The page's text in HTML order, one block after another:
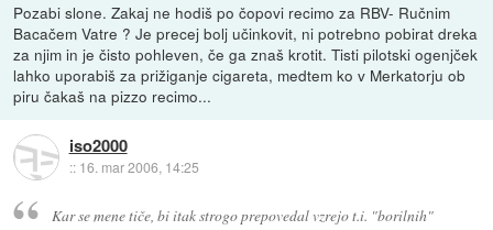
Pozabi slone. Zakaj ne hodiš po čopovi recimo za RBV- Ručnim
Bacačem Vatre ? Je precej bolj učinkovit, ni potrebno pobirat dreka
za njim in je čisto pohleven, če ga znaš krotit. Tisti pilotski ogenjček
lahko uporabiš za prižiganje cigareta, medtem ko v Merkatorju ob
piru čakaš na pizzo recimo...
iso2000
:: 16. mar 2006, 14:25
Kar se mene tiče, bi itak strogo prepovedal vzrejo t.i. "borilnih"